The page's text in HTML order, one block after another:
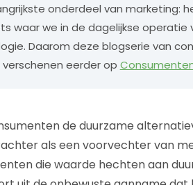
onderdeel van marketing:
waar we in de dagelijkse operatie
Daarom deze blogserie van
eerder op
de duurzame
als een voorvechter van
die waarde hechten aan